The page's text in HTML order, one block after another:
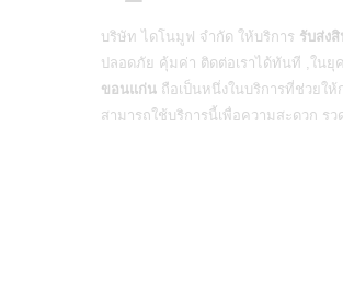
บริษัท ไดโนมูฟ จำกัด ให้บริการ รับส่ง
ปลอดภัย คุ้มค่า ติดต่อเราได้ทันที ,ในยุ
ขอนแก่น ถือเป็นหนึ่งในบริการที่ช่วยใ
สามารถใช้บริการนี้เพื่อความสะดวก รว